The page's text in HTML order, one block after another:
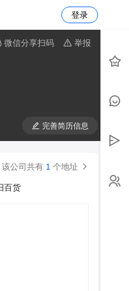
登录
微信分享扫码 举报
完善简历信息
该公司共有 1 个地址
百货